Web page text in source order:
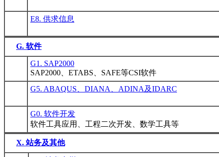
E8. 供求信息
G. 软件
G1. SAP2000
SAP2000、ETABS、SAFE等CSI软件
G5. ABAQUS、DIANA、ADINA及IDARC
G0. 软件开发
软件工具应用、工程二次开发、数学工具等
X. 站务及其他